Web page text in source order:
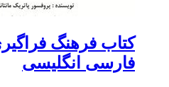
کتاب فرهنگ
فارسی انگلیسی